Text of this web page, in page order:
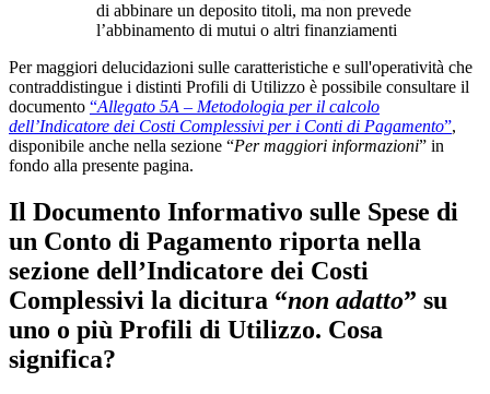
di abbinare un deposito titoli, ma non prevede
l’abbinamento di mutui o altri finanziamenti
Per maggiori delucidazioni sulle caratteristiche e sull'operatività che
contraddistingue i distinti Profili di Utilizzo è possibile consultare il
documento “Allegato 5A – Metodologia per il calcolo
dell’Indicatore dei Costi Complessivi per i Conti di Pagamento”,
disponibile anche nella sezione “Per maggiori informazioni” in
fondo alla presente pagina.
Il Documento Informativo sulle Spese di
un Conto di Pagamento riporta nella
sezione dell’Indicatore dei Costi
Complessivi la dicitura “non adatto” su
uno o più Profili di Utilizzo. Cosa
significa?